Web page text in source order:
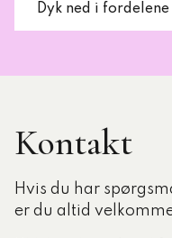
Dyk ned i
Kontakt
Hvis du har
er du altid